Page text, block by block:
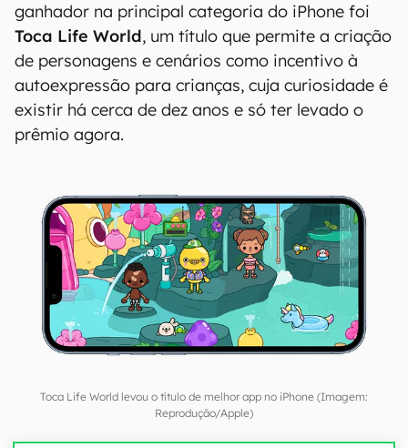
ganhador na principal categoria do iPhone foi
Toca Life World, um título que permite a criação
de personagens e cenários como incentivo à
autoexpressão para crianças, cuja curiosidade é
existir há cerca de dez anos e só ter levado o
prêmio agora.
Toca Life World levou o título de melhor app no iPhone (Imagem:
Reprodução/Apple)